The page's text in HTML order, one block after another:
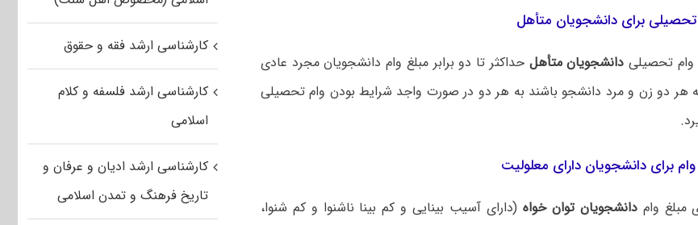
تحصیلی برای دانشجویان متأهل
وام تحصیلی دانشجویان متأهل حداکثر تا دو برابر مبلغ وام دانشجویان مجرد عادی
هر دو زن و مرد دانشجو باشند به هر دو در صورت واجد شرایط بودن وام تحصیلی
دانشجویان توان خواه (دارای آسیب بینایی و کم بینا ناشنوا و کم شنوا،
کارشناسی ارشد فقه و حقوق
کارشناسی ارشد فلسفه و کلام
اسلامی
کارشناسی ارشد ادیان و عرفان و
تاریخ فرهنگ و تمدن اسلامی